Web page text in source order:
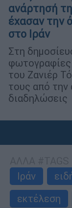
ανάρτησή
έχασαν την
στο Ιράν
Στη
φωτογραφίες
του Ζανιέρ
τους από την
διαδηλώσεις
Ιράν
εκτέλεση